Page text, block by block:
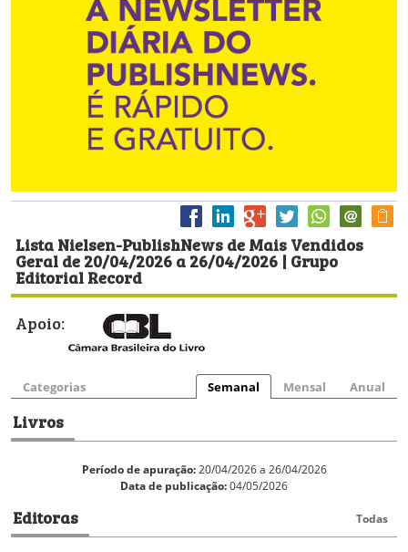
Lista Nielsen-PublishNews de Mais Vendidos
Geral de 20/04/2026 a 26/04/2026 | Grupo
Editorial Record
Apoio:
Categorias Semanal Mensal Anual
Livros
Período de apuração:20/04/2026 a 26/04/2026
Data de publicação:04/05/2026
Editoras Todas